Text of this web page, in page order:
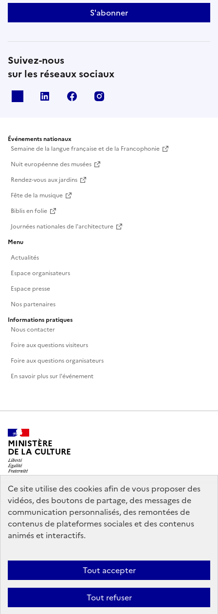
Ce site utilise des cookies afin de vous proposer des
vidéos, des boutons de partage, des messages de
communication personnalisés, des remontées de
contenus de plateformes sociales et des contenus
animés et interactifs.
Tout accepter
Tout refuser
S'abonner
Suivez-nous
sur les réseaux sociaux
Linkedin Facebook
Événements nationaux
Semaine de la langue française et de la Francophonie
Nuit européenne des musées
Rendez-vous aux jardins
Fête de la musique
Biblis en folie
Journées nationales de l'architecture
Menu
Actualités
Espace organisateurs
Espace presse
Nos partenaires
Informations pratiques
Nous contacter
Foire aux questions visiteurs
Foire aux questions organisateurs
En savoir plus sur l'événement
MINISTÈRE
DE LA CULTURE
legifrance.gouv.fr
info.gouv.fr
service-public.gouv.fr
data.gouv.fr
Mentions légales
conforme
Politique d’utilisation des témoins de connexion